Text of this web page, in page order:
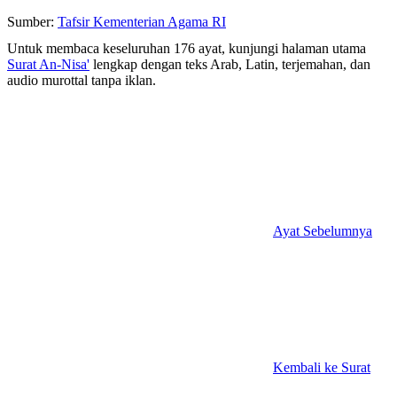
Sumber: Tafsir Kementerian Agama RI
Untuk membaca keseluruhan 176 ayat, kunjungi halaman utama
Surat An-Nisa' lengkap dengan teks Arab, Latin, terjemahan, dan
audio murottal tanpa iklan.
Ayat Sebelumnya
Kembali ke Surat